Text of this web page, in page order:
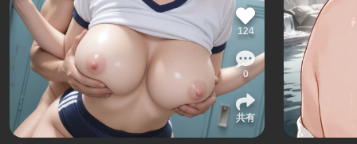
124
0
共有